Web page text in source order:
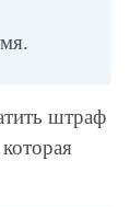
штраф